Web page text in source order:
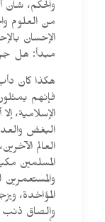
والحكم، شأن
من العلوم
الإحسان
مبدأ: هل
هكذا كان
فإنهم
الإسلامية،
البغض
العالم
المسلمين
المؤاخدة،
وإلصاق ذنب